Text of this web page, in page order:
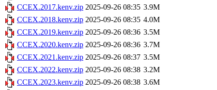
CCEX.2017.kenv.zip 2025-09-26 08:35 3.9M
CCEX.2018.kenv.zip 2025-09-26 08:35 4.0M
CCEX.2019.kenv.zip 2025-09-26 08:36 3.5M
CCEX.2020.kenv.zip 2025-09-26 08:36 3.7M
CCEX.2021.kenv.zip 2025-09-26 08:37 3.5M
CCEX.2022.kenv.zip 2025-09-26 08:38 3.2M
CCEX.2023.kenv.zip 2025-09-26 08:38 3.6M